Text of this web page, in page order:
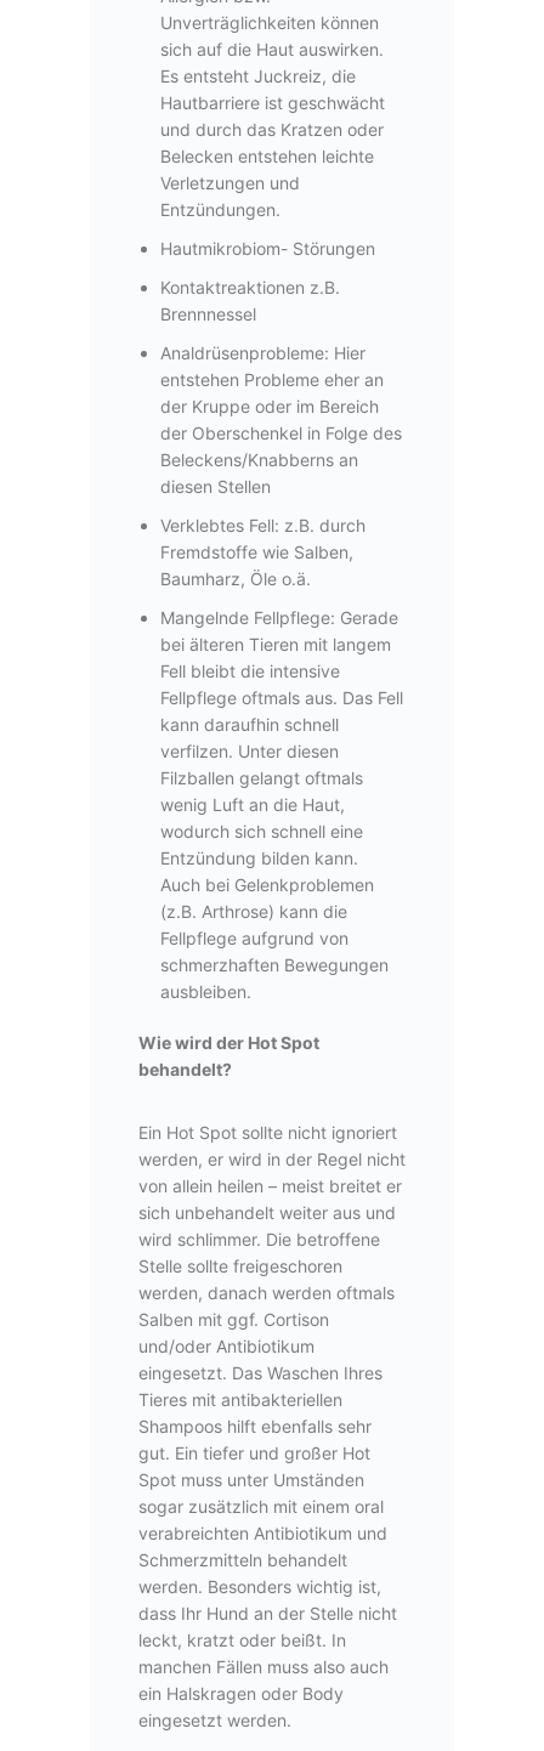
Unverträglichkeiten können
sich auf die Haut auswirken.
Es entsteht Juckreiz, die
Hautbarriere ist geschwächt
und durch das Kratzen oder
Belecken entstehen leichte
Verletzungen und
Entzündungen.
Hautmikrobiom- Störungen
Kontaktreaktionen z.B.
Brennnessel
Analdrüsenprobleme: Hier
entstehen Probleme eher an
der Kruppe oder im Bereich
der Oberschenkel in Folge des
Beleckens/Knabberns an
diesen Stellen
Verklebtes Fell: z.B. durch
Fremdstoffe wie Salben,
Baumharz, Öle o.ä.
Mangelnde Fellpflege: Gerade
bei älteren Tieren mit langem
Fell bleibt die intensive
Fellpflege oftmals aus. Das Fell
kann daraufhin schnell
verfilzen. Unter diesen
Filzballen gelangt oftmals
wenig Luft an die Haut,
wodurch sich schnell eine
Entzündung bilden kann.
Auch bei Gelenkproblemen
(z.B. Arthrose) kann die
Fellpflege aufgrund von
schmerzhaften Bewegungen
ausbleiben.
Wie wird der Hot Spot
behandelt?
Ein Hot Spot sollte nicht ignoriert
werden, er wird in der Regel nicht
von allein heilen – meist breitet er
sich unbehandelt weiter aus und
wird schlimmer. Die betroffene
Stelle sollte freigeschoren
werden, danach werden oftmals
Salben mit ggf. Cortison
und/oder Antibiotikum
eingesetzt. Das Waschen Ihres
Tieres mit antibakteriellen
Shampoos hilft ebenfalls sehr
gut. Ein tiefer und großer Hot
Spot muss unter Umständen
sogar zusätzlich mit einem oral
verabreichten Antibiotikum und
Schmerzmitteln behandelt
werden. Besonders wichtig ist,
dass Ihr Hund an der Stelle nicht
leckt, kratzt oder beißt. In
manchen Fällen muss also auch
ein Halskragen oder Body
eingesetzt werden.